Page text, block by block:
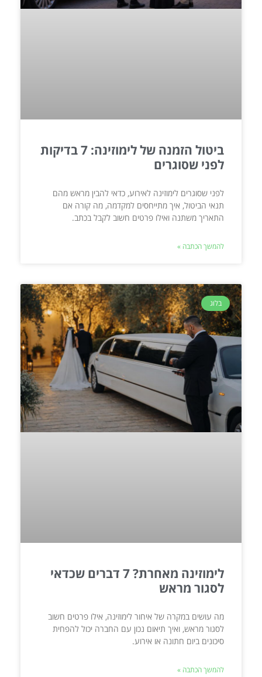
ביטול הזמנה של לימוזינה: 7 בדיקות
לפני שסוגרים
לפני שסוגרים לימוזינה לאירוע, כדאי להבין מראש מהם
תנאי הביטול, איך מתייחסים למקדמה, מה קורה אם
התאריך משתנה ואילו פרטים חשוב לקבל בכתב.
להמשך הכתבה »
בלוג
לימוזינה מאחרת? 7 דברים שכדאי
לסגור מראש
מה עושים במקרה של איחור לימוזינה, אילו פרטים חשוב
לסגור מראש, ואיך תיאום נכון עם החברה יכול להפחית
סיכונים ביום חתונה או אירוע.
להמשך הכתבה »